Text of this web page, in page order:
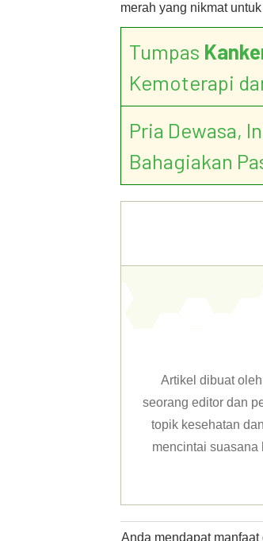
merah yang nikmat
Tumpas
Kemoterapi
Pria Dewasa,
Bahagiakan
Artikel dibuat
seorang editor dan
topik kesehatan
mencintai
Anda mendapat